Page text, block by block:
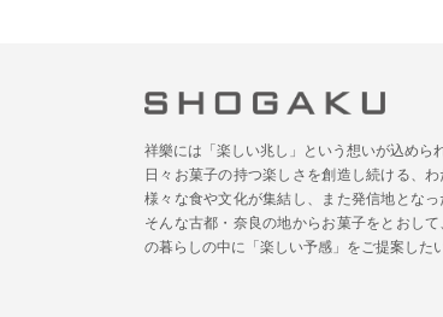
祥樂には「楽しい兆し」という想いが込めら
日々お菓子の持つ楽しさを創造し続ける、
様々な食や文化が集結し、また発信地とな
そんな古都・奈良の地からお菓子をとおし
の暮らしの中に「楽しい予感」をご提案した